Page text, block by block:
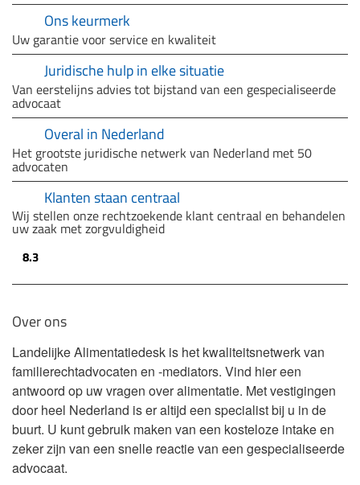
Ons keurmerk
Uw garantie voor service en kwaliteit
Juridische hulp in elke situatie
Van eerstelijns advies tot bijstand van een gespecialiseerde
advocaat
Overal in Nederland
Het grootste juridische netwerk van Nederland met 50
advocaten
Klanten staan centraal
Wij stellen onze rechtzoekende klant centraal en behandelen
uw zaak met zorgvuldigheid
8.3
Over ons
Landelijke Alimentatiedesk is het kwaliteitsnetwerk van
familierechtadvocaten en -mediators. Vind hier een
antwoord op uw vragen over alimentatie. Met vestigingen
door heel Nederland is er altijd een specialist bij u in de
buurt. U kunt gebruik maken van een kosteloze intake en
zeker zijn van een snelle reactie van een gespecialiseerde
advocaat.